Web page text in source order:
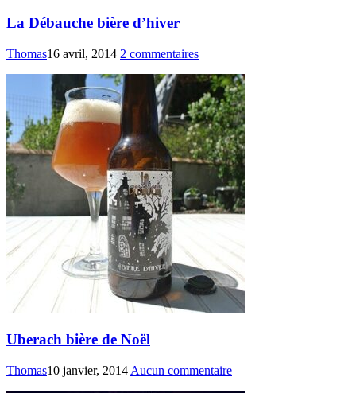
La Débauche bière d’hiver
Thomas16 avril, 2014 2 commentaires
Uberach bière de Noël
Thomas10 janvier, 2014 Aucun commentaire